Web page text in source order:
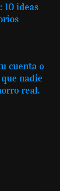
10 ideas
cuenta o
nadie
real.